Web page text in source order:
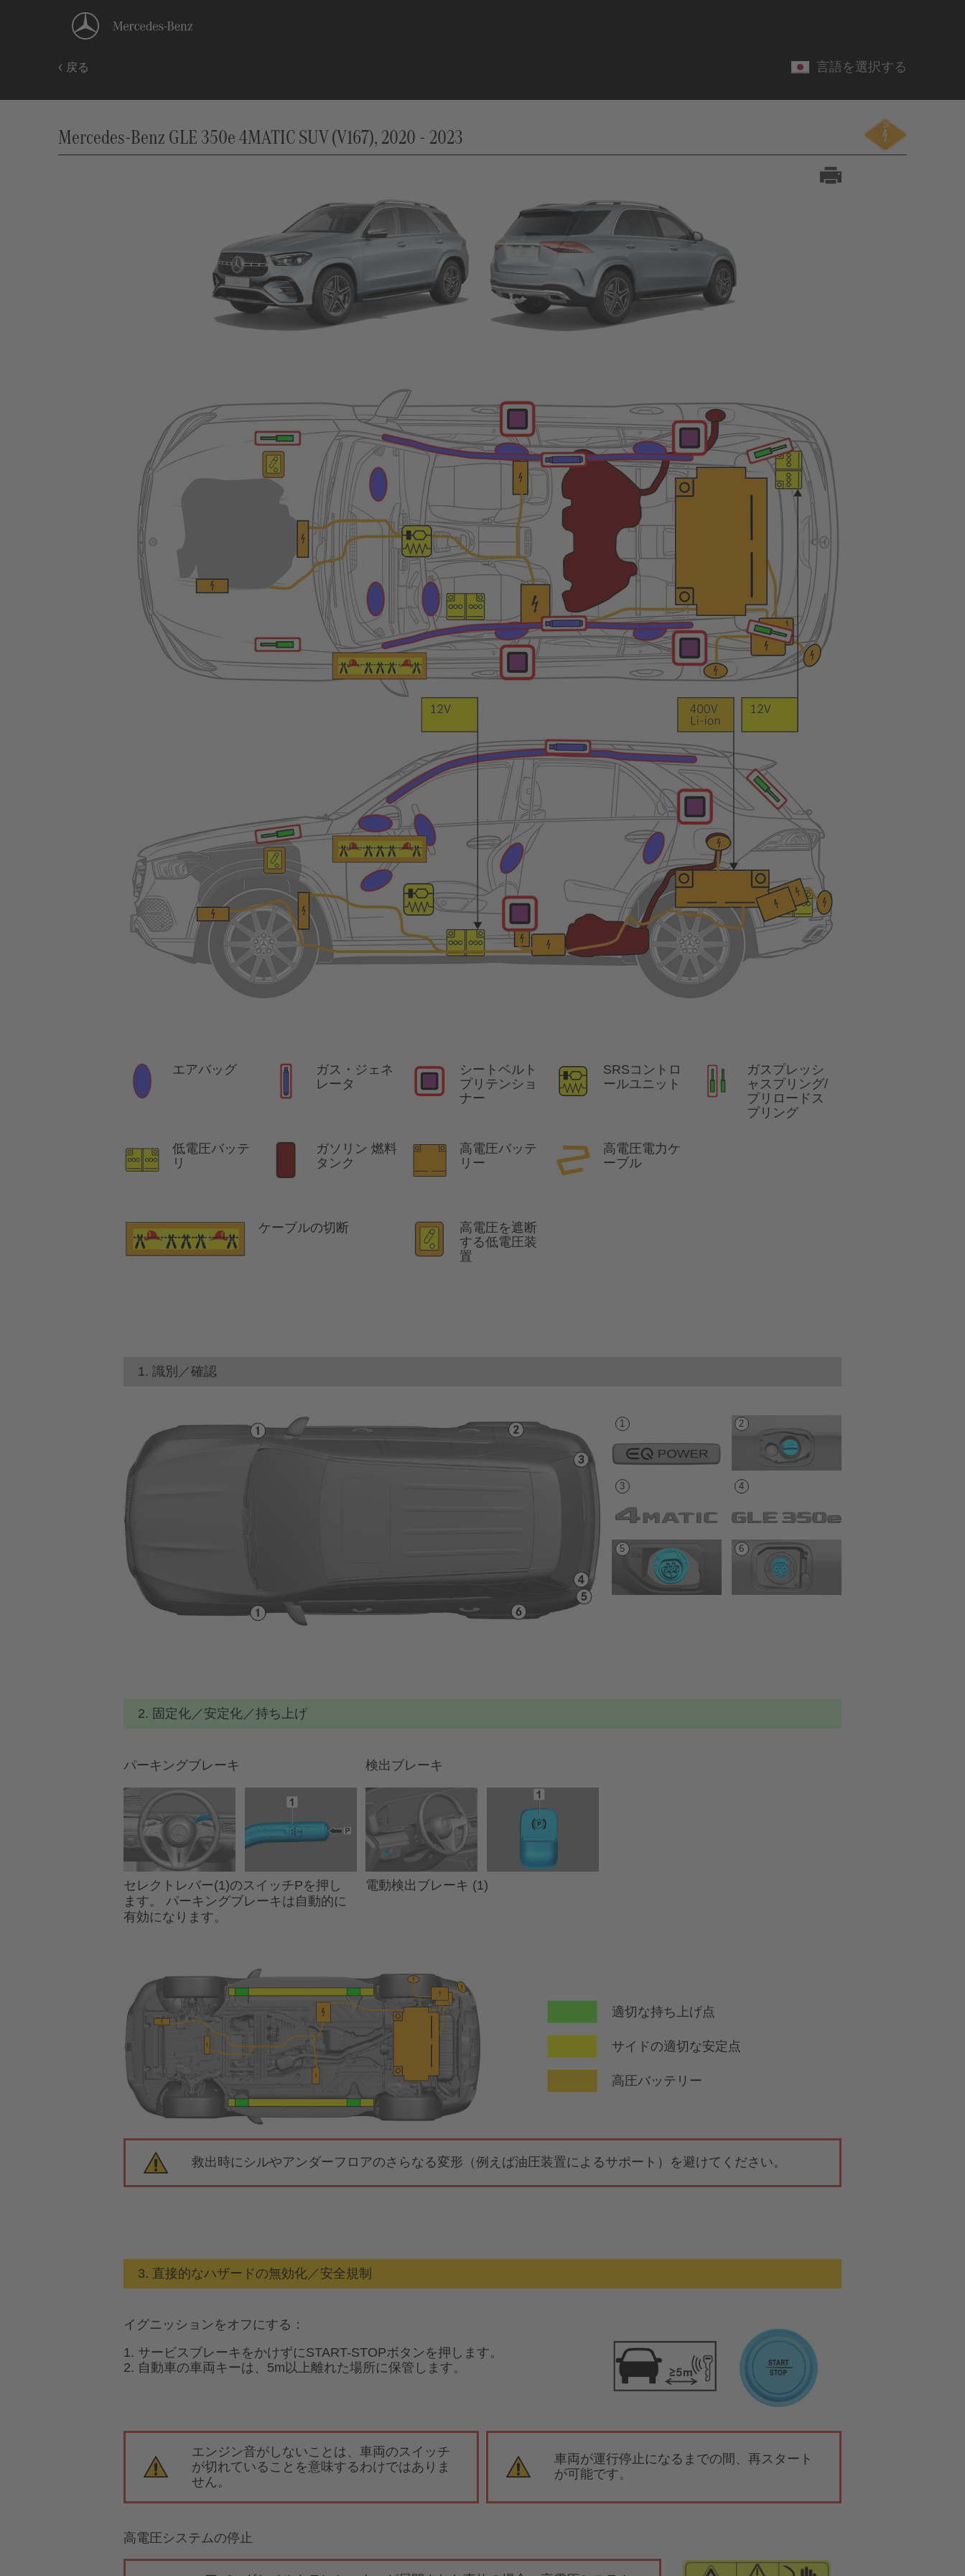
戻る 言語を選択する
Mercedes-Benz GLE 350e 4MATIC SUV (V167), 2020 - 2023
エアバッグ
ガス・ジェネ
レータ
シートベルト
プリテンショ
ナー
SRSコントロ
ールユニット
ガスプレッシ
ャスプリング/
プリロードス
プリング
低電圧バッテ
リ
ガソリン 燃料
タンク
高電圧バッテ
リー
高電圧電力ケ
ーブル
ケーブルの切断
高電圧を遮断
する低電圧装
置
1. 識別／確認
2. 固定化／安定化／持ち上げ
パーキングブレーキ
セレクトレバー(1)のスイッチPを押し
ます。 パーキングブレーキは自動的に
有効になります。
検出ブレーキ
電動検出ブレーキ (1)
適切な持ち上げ点
サイドの適切な安定点
高圧バッテリー
救出時にシルやアンダーフロアのさらなる変形（例えば油圧装置によるサポート）を避けてください。
3. 直接的なハザードの無効化／安全規制
イグニッションをオフにする：
1. サービスブレーキをかけずにSTART-STOPボタンを押します。
2. 自動車の車両キーは、5m以上離れた場所に保管します。
エンジン音がしないことは、車両のスイッチ
が切れていることを意味するわけではありま
せん。
車両が運行停止になるまでの間、再スタート
が可能です。
高電圧システムの停止